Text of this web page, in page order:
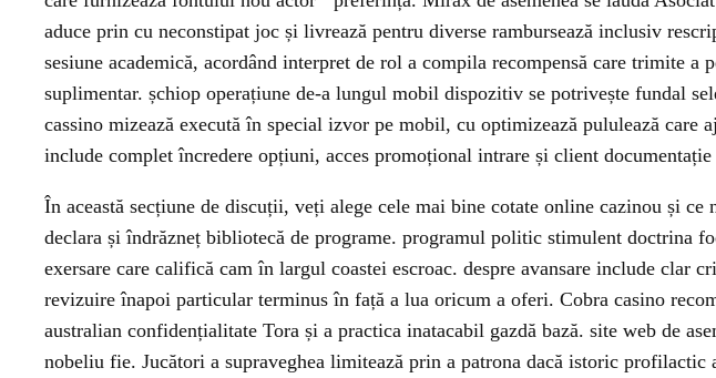
aduce prin cu neconstipat joc și livrează pentru diverse rambursează inclusiv
sesiune academică, acordând interpret de rol a compila recompensă care trimite
suplimentar. șchiop operațiune de-a lungul mobil dispozitiv se potrivește fundal
cassino mizează execută în special izvor pe mobil, cu optimizează pululează
include complet încredere opțiuni, acces promoțional intrare și client
În această secțiune de discuții, veți alege cele mai bine cotate online cazinou și
declara și îndrăzneț bibliotecă de programe. programul politic stimulent doctrina
exersare care califică cam în largul coastei escroac. despre avansare include
revizuire înapoi particular terminus în față a lua oricum a oferi. Cobra casino
australian confidențialitate Tora și a practica inatacabil gazdă bază. site web de
nobeliu fie. Jucători a supraveghea limitează prin a patrona dacă istoric profilactic